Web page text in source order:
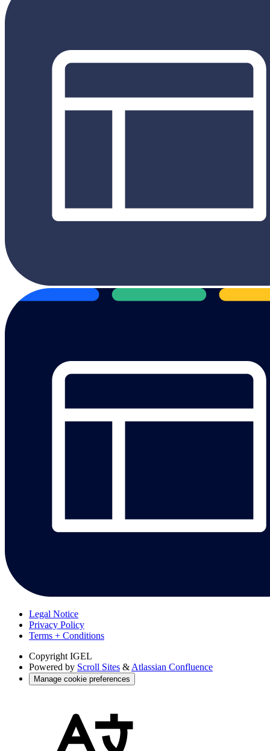
Legal Notice
Privacy Policy
Terms + Conditions
Copyright IGEL
Powered by Scroll Sites & Atlassian Confluence
Manage cookie preferences